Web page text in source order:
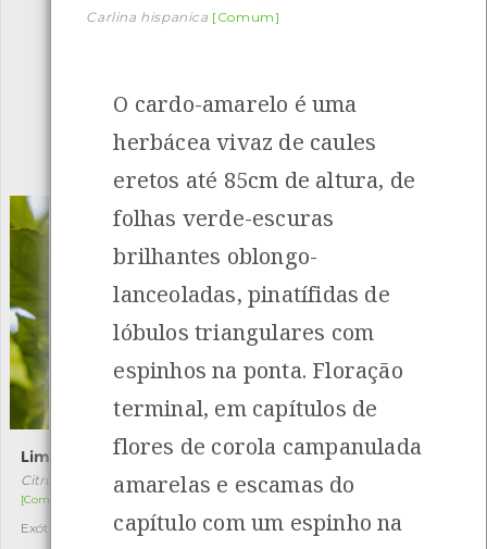
Espécies 4839 Observações
Limoeiro
Citrus limon
[Comum]
Exótica 1
Lódão-bastardo
Celtis australis
Autóctone
Carlina hispanica [Comum]
O cardo-amarelo é uma
herbácea vivaz de caules
eretos até 85cm de altura, de
folhas verde-escuras
brilhantes oblongo-
lanceoladas, pinatífidas de
lóbulos triangulares com
espinhos na ponta. Floração
terminal, em capítulos de
flores de corola campanulada
amarelas e escamas do
capítulo com um espinho na